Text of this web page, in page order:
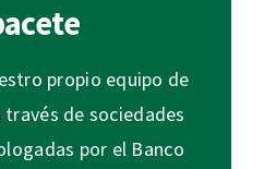
propio equipo de
de sociedades
por el Banco